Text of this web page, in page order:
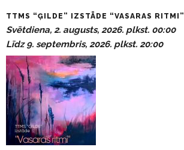
TTMS “ĢILDE” IZSTĀDE “VASARAS RITMI”
Svētdiena, 2. augusts, 2026. plkst. 00:00
Līdz 9. septembris, 2026. plkst. 20:00